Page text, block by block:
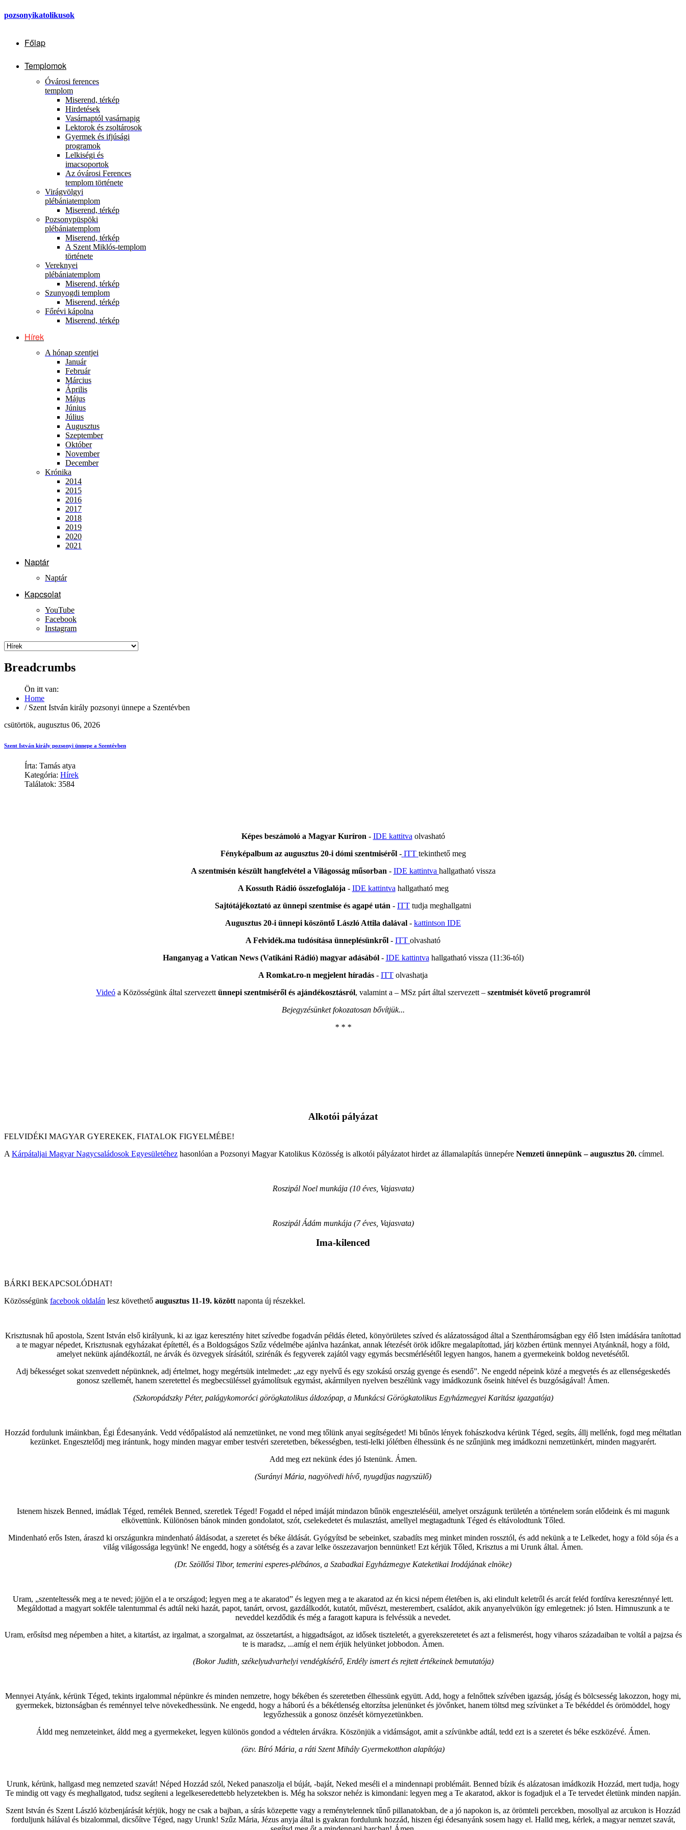
pozsonyikatolikusok
Főlap
Templomok
Óvárosi ferences
templom
Miserend, térkép
Hirdetések
Vasárnaptól vasárnapig
Lektorok és zsoltárosok
Gyermek és ifjúsági
programok
Lelkiségi és
imacsoportok
Az óvárosi Ferences
templom története
Virágvölgyi
plébániatemplom
Miserend, térkép
Pozsonypüspöki
plébániatemplom
Miserend, térkép
A Szent Miklós-templom
története
Vereknyei
plébániatemplom
Miserend, térkép
Szunyogdi templom
Miserend, térkép
Főrévi kápolna
Miserend, térkép
Hírek
A hónap szentjei
Január
Február
Március
Április
Május
Június
Július
Augusztus
Szeptember
Október
November
December
Krónika
2014
2015
2016
2017
2018
2019
2020
2021
Naptár
Naptár
Kapcsolat
YouTube
Facebook
Instagram
Breadcrumbs
Ön itt van:
Home
/ Szent István király pozsonyi ünnepe a Szentévben
csütörtök, augusztus 06, 2026
Szent István király pozsonyi ünnepe a Szentévben
Írta: Tamás atya
Kategória: Hírek
Találatok: 3584
Képes beszámoló a Magyar Kuríron - IDE kattitva olvasható
Fényképalbum az augusztus 20-i dómi szentmiséről - ITT tekinthető meg
A szentmisén készült hangfelvétel a Világosság műsorban - IDE kattintva hallgatható vissza
A Kossuth Rádió összefoglalója - IDE kattintva hallgatható meg
Sajtótájékoztató az ünnepi szentmise és agapé után - ITT tudja meghallgatni
Augusztus 20-i ünnepi köszöntő László Attila dalával - kattintson IDE
A Felvidék.ma tudósítása ünneplésünkről - ITT olvasható
Hanganyag a Vatican News (Vatikáni Rádió) magyar adásából- IDE kattintva hallgatható vissza (11:36-tól)
A Romkat.ro-n megjelent híradás - ITT olvashatja
Videó a Közösségünk által szervezett ünnepi szentmiséről és ajándékosztásról, valamint a – MSz párt által szervezett – szentmisét követő programról
Bejegyzésünket fokozatosan bővítjük...
* * *
Alkotói pályázat
FELVIDÉKI MAGYAR GYEREKEK, FIATALOK FIGYELMÉBE!
A Kárpátaljai Magyar Nagycsaládosok Egyesületéhez hasonlóan a Pozsonyi Magyar Katolikus Közösség is alkotói pályázatot hirdet az államalapítás ünnepére Nemzeti ünnepünk – augusztus 20. címmel.
Roszipál Noel munkája (10 éves, Vajasvata)
Roszipál Ádám munkája (7 éves, Vajasvata)
Ima-kilenced
BÁRKI BEKAPCSOLÓDHAT!
Közösségünk facebook oldalán lesz követhető augusztus 11-19. között naponta új részekkel.
Krisztusnak hű apostola, Szent István első királyunk, ki az igaz keresztény hitet szívedbe fogadván példás életed, könyörületes szíved és alázatosságod által a Szentháromságban egy élő Isten imádására tanítottad
a te magyar népedet, Krisztusnak egyházakat építettél, és a Boldogságos Szűz védelmébe ajánlva hazánkat, annak létezését örök időkre megalapítottad, járj közben értünk mennyei Atyánknál, hogy a föld,
amelyet nekünk ajándékoztál, ne árvák és özvegyek sírásától, szirénák és fegyverek zajától vagy egymás becsmérlésétől legyen hangos, hanem a gyermekeink boldog nevetésétől.
Adj békességet sokat szenvedett népünknek, adj értelmet, hogy megértsük intelmedet: „az egy nyelvű és egy szokású ország gyenge és esendő”. Ne engedd népeink közé a megvetés és az ellenségeskedés
gonosz szellemét, hanem szeretettel és megbecsüléssel gyámolítsuk egymást, akármilyen nyelven beszélünk vagy imádkozunk őseink hitével és buzgóságával! Ámen.
(Szkoropádszky Péter, palágykomoróci görögkatolikus áldozópap, a Munkácsi Görögkatolikus Egyházmegyei Karitász igazgatója)
Hozzád fordulunk imáinkban, Égi Édesanyánk. Vedd védőpalástod alá nemzetünket, ne vond meg tőlünk anyai segítségedet! Mi bűnös lények fohászkodva kérünk Téged, segíts, állj mellénk, fogd meg méltatlan
kezünket. Engesztelődj meg irántunk, hogy minden magyar ember testvéri szeretetben, békességben, testi-lelki jólétben élhessünk és ne szűnjünk meg imádkozni nemzetünkért, minden magyarért.
Add meg ezt nekünk édes jó Istenünk. Ámen.
(Surányi Mária, nagyölvedi hívő, nyugdíjas nagyszülő)
Istenem hiszek Benned, imádlak Téged, remélek Benned, szeretlek Téged! Fogadd el néped imáját mindazon bűnök engeszteléséül, amelyet országunk területén a történelem során elődeink és mi magunk
elkövettünk. Különösen bánok minden gondolatot, szót, cselekedetet és mulasztást, amellyel megtagadtunk Téged és eltávolodtunk Tőled.
Mindenható erős Isten, áraszd ki országunkra mindenható áldásodat, a szeretet és béke áldását. Gyógyítsd be sebeinket, szabadíts meg minket minden rossztól, és add nekünk a te Lelkedet, hogy a föld sója és a
világ világossága legyünk! Ne engedd, hogy a sötétség és a zavar lelke összezavarjon bennünket! Ezt kérjük Tőled, Krisztus a mi Urunk által. Ámen.
(Dr. Szöllősi Tibor, temerini esperes-plébános, a Szabadkai Egyházmegye Kateketikai Irodájának elnöke)
Uram, „szenteltessék meg a te neved; jöjjön el a te országod; legyen meg a te akaratod” és legyen meg a te akaratod az én kicsi népem életében is, aki elindult keletről és arcát feléd fordítva kereszténnyé lett.
Megáldottad a magyart sokféle talentummal és adtál neki hazát, papot, tanárt, orvost, gazdálkodót, kutatót, művészt, mesterembert, családot, akik anyanyelvükön így emlegetnek: jó Isten. Himnuszunk a te
neveddel kezdődik és még a faragott kapura is felvéssük a nevedet.
Uram, erősítsd meg népemben a hitet, a kitartást, az irgalmat, a szorgalmat, az összetartást, a higgadtságot, az idősek tiszteletét, a gyerekszeretetet és azt a felismerést, hogy viharos századaiban te voltál a pajzsa és
te is maradsz, ...amíg el nem érjük helyünket jobbodon. Ámen.
(Bokor Judith, székelyudvarhelyi vendégkísérő, Erdély ismert és rejtett értékeinek bemutatója)
Mennyei Atyánk, kérünk Téged, tekints irgalommal népünkre és minden nemzetre, hogy békében és szeretetben élhessünk együtt. Add, hogy a felnőttek szívében igazság, jóság és bölcsesség lakozzon, hogy mi,
gyermekek, biztonságban és reménnyel telve növekedhessünk. Ne engedd, hogy a háború és a békétlenség eltorzítsa jelenünket és jövőnket, hanem töltsd meg szívünket a Te békéddel és örömöddel, hogy
legyőzhessük a gonosz önzését környezetünkben.
Áldd meg nemzeteinket, áldd meg a gyermekeket, legyen különös gondod a védtelen árvákra. Köszönjük a vidámságot, amit a szívünkbe adtál, tedd ezt is a szeretet és béke eszközévé. Ámen.
(özv. Bíró Mária, a ráti Szent Mihály Gyermekotthon alapítója)
Urunk, kérünk, hallgasd meg nemzeted szavát! Néped Hozzád szól, Neked panaszolja el búját, -baját, Neked meséli el a mindennapi problémáit. Benned bízik és alázatosan imádkozik Hozzád, mert tudja, hogy
Te mindig ott vagy és meghallgatod, tudsz segíteni a legelkeseredettebb helyzetekben is. Még ha sokszor nehéz is kimondani: legyen meg a Te akaratod, akkor is fogadjuk el a Te tervedet életünk minden napján.
Szent István és Szent László közbenjárását kérjük, hogy ne csak a bajban, a sírás közepette vagy a reménytelennek tűnő pillanatokban, de a jó napokon is, az örömteli percekben, mosollyal az arcukon is Hozzád
forduljunk hálával és bizalommal, dicsőítve Téged, nagy Urunk! Szűz Mária, Jézus anyja által is gyakran fordulunk hozzád, hiszen égi édesanyánk sosem hagy el. Halld meg, kérlek, a magyar nemzet szavát,